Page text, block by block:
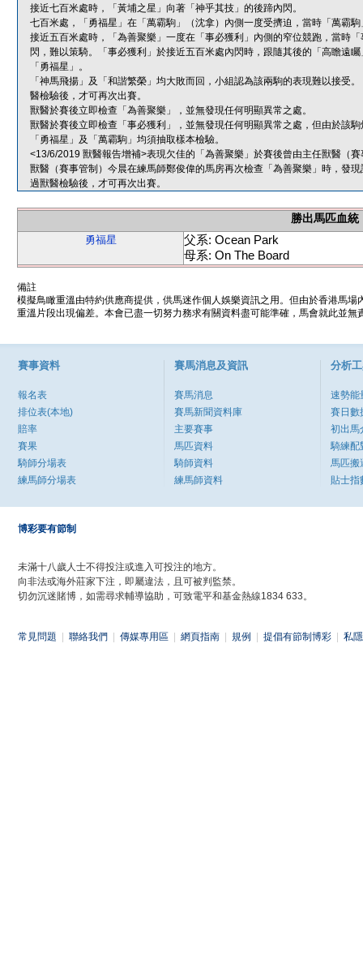
接近七百米處時，「黃埔之星」向著「神乎其技」的後蹄內閃。
七百米處，「勇福星」在「萬霸駒」（沈拿）內側一度受擠迫，當時「萬霸
接近五百米處時，「為善聚樂」一度在「事必獲利」內側的窄位競跑，當時
閃，難以策騎。「事必獲利」於接近五百米處內閃時，跟隨其後的「高瞻遠
「勇福星」。
「神馬飛揚」及「和諧繁榮」均大敗而回，小組認為該兩駒的表現難以接受
醫檢驗後，才可再次出賽。
獸醫於賽後立即檢查「為善聚樂」，並無發現任何明顯異常之處。
獸醫於賽後立即檢查「事必獲利」，並無發現任何明顯異常之處，但由於該
「勇福星」及「萬霸駒」均須抽取樣本檢驗。
<13/6/2019 獸醫報告增補>表現欠佳的「為善聚樂」於賽後曾由主任獸醫（
獸醫（賽事管制）今晨在練馬師鄭俊偉的馬房再次檢查「為善聚樂」時，發
過獸醫檢驗後，才可再次出賽。
勝出馬匹血統
勇福星
父系: Ocean Park
母系: On The Board
備註
模擬鳥瞰重溫由特約供應商提供，供馬迷作個人娛樂資訊之用。但由於香港馬
重溫片段出現偏差。本會已盡一切努力務求有關資料盡可能準確，馬會就此並
賽事資料
報名表
排位表(本地)
賠率
賽果
騎師分場表
練馬師分場表
賽馬消息及資訊
賽馬消息
賽馬新聞資料庫
主要賽事
馬匹資料
騎師資料
練馬師資料
分析
速勢能
賽日數
初出馬
騎練配
馬匹搬
貼士指
博彩要有節制
未滿十八歲人士不得投注或進入可投注的地方。
向非法或海外莊家下注，即屬違法，且可被判監禁。
切勿沉迷賭博，如需尋求輔導協助，可致電平和基金熱線1834 633。
常見問題 聯絡我們 傳媒專用區 網頁指南 規例 提倡有節制博彩 私